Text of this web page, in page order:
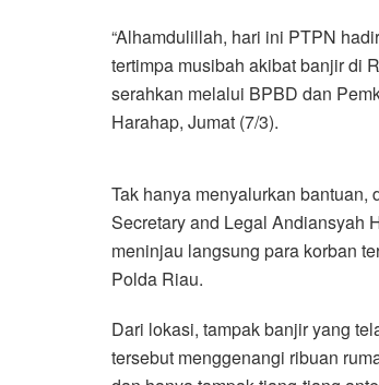
“Alhamdulillah, hari ini PTPN
tertimpa musibah akibat banjir di
serahkan melalui BPBD dan
Harahap, Jumat (7/3).
Tak hanya menyalurkan
Secretary and Legal Andiansyah
meninjau langsung para korban
Polda Riau.
Dari lokasi, tampak banjir yang
tersebut menggenangi ribuan